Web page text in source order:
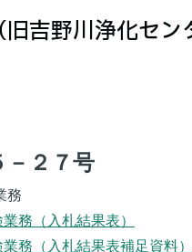
吉野川浄化セン
２７号
務
務（入札結果表）
務（入札結果表補足資料）